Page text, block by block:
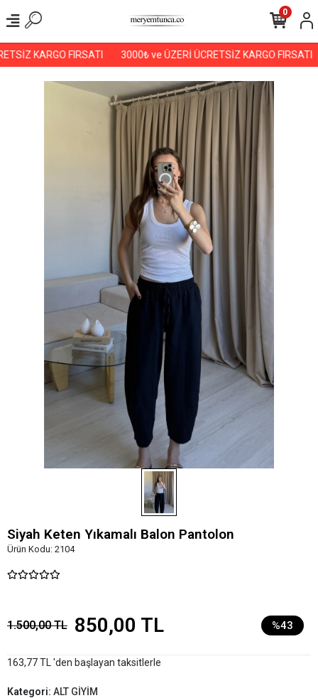
KARGO FIRSATI 3000₺ ve ÜZERİ ÜCRETSİZ KARGO FIRSATI
0
Siyah Keten Yıkamalı Balon Pantolon
Ürün Kodu: 2104
1.500,00 TL 850,00 TL %43
163,77 TL 'den başlayan taksitlerle
Kategori: ALT GİYİM